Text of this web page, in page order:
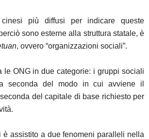
più diffusi per indicare queste
sono esterne alla struttura statale, è
, ovvero “organizzazioni sociali”.
le ONG in due categorie: i gruppi sociali
seconda del modo in cui avviene il
del capitale di base richiesto per
è assistito a due fenomeni paralleli nella